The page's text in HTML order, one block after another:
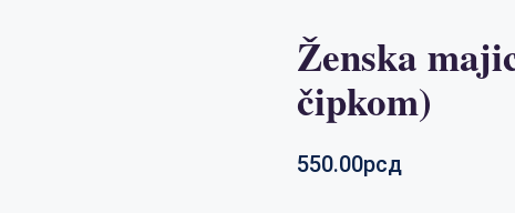
Ženska
čipkom)
550.00рсд